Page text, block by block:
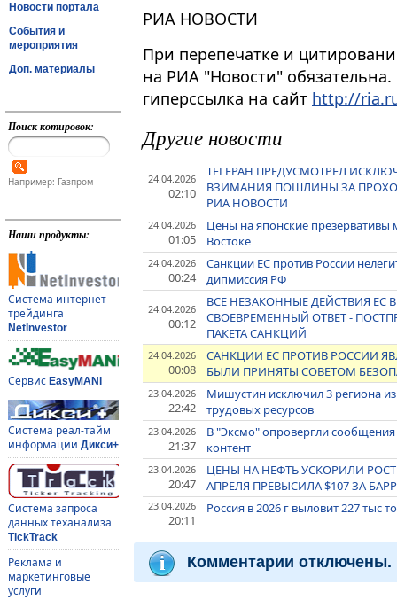
Новости портала
События и
мероприятия
Доп. материалы
Поиск котировок:
Например: Газпром
Наши продукты:
Система интернет-
трейдинга
NetInvestor
Сервис EasyMANi
Система реал-тайм
информации Дикси+
Система запроса
данных теханализа
TickTrack
Реклама и
маркетинговые
услуги
РИА НОВОСТИ
При перепечатке и
на РИА "Новости"
гиперссылка на сайт http://
Другие новости
24.04.2026
02:10
ТЕГЕРАН ПРЕДУСМОТРЕЛ
ВЗИМАНИЯ ПОШЛИНЫ ЗА
РИА НОВОСТИ
24.04.2026
01:05
Цены на японские презервативы
Востоке
24.04.2026
00:24
Санкции ЕС против России
дипмиссия РФ
24.04.2026
00:12
ВСЕ НЕЗАКОННЫЕ ДЕЙСТВИЯ
СВОЕВРЕМЕННЫЙ ОТВЕТ -
ПАКЕТА САНКЦИЙ
24.04.2026
00:08
САНКЦИИ ЕС ПРОТИВ РОССИИ
БЫЛИ ПРИНЯТЫ СОВЕТОМ
23.04.2026
22:42
Мишустин исключил 3 региона
трудовых ресурсов
23.04.2026
21:37
В "Эксмо" опровергли
контент
23.04.2026
20:47
ЦЕНЫ НА НЕФТЬ УСКОРИЛИ РОСТ
АПРЕЛЯ ПРЕВЫСИЛА $107 ЗА
23.04.2026
20:11
Россия в 2026 г выловит 227 тыс
Комментарии отключены.